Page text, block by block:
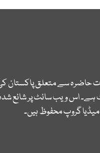
حاضرہ سے متعلق پاکستان
اس ویب سائٹ پر شائع
گروپ محفوظ ہیں۔